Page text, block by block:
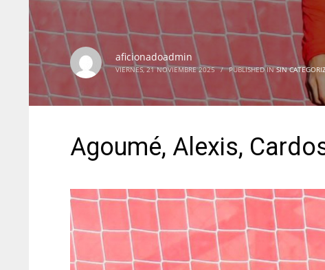
aficionadoadmin
VIERNES, 21 NOVIEMBRE 2025 / PUBLISHED INSIN
Agoumé, Alexis,